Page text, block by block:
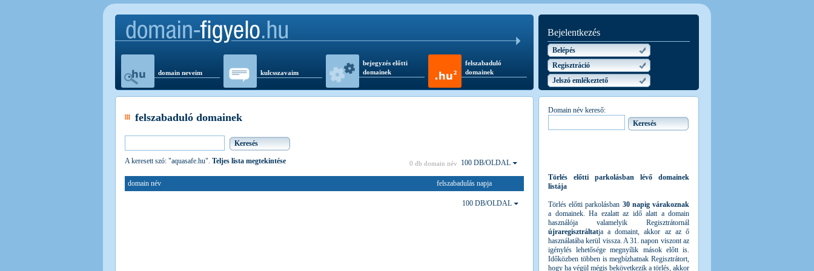
domain neveim kulcsszavaim
bejegyzés előtti
domainek
felszabaduló
domainek
Bejelentkezés
Belépés
Regisztráció
Jelszó emlékeztető
felszabaduló domainek
A keresett szó: "aquasafe.hu". Teljes lista megtekintése 0 db domain név 100 DB/OLDAL
domain név felszabadulás napja
100 DB/OLDAL
Domain név kereső:
Törlés előtti parkolásban lévő domainek
listája
Törlés előtti parkolásban 30 napig várakoznak
a domainek. Ha ezalatt az idő alatt a domain
használója valamelyik Regisztrátornál
újraregisztráltatja a domaint, akkor az az ő
használatába kerül vissza. A 31. napon viszont az
igénylés lehetősége megnyílik mások előtt is.
Időközben többen is megbízhatnak Regisztrátort,
hogy ha végül mégis bekövetkezik a törlés, akkor